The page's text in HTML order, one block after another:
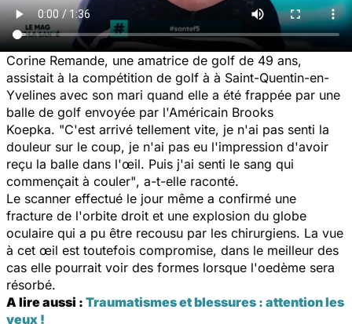
Corine Remande, une amatrice de golf de 49 ans,
assistait à la compétition de golf à à Saint-Quentin-en-
Yvelines avec son mari quand elle a été frappée par une
balle de golf envoyée par l'Américain Brooks
Koepka. "C'est arrivé tellement vite, je n'ai pas senti la
douleur sur le coup, je n'ai pas eu l'impression d'avoir
reçu la balle dans l'œil. Puis j'ai senti le sang qui
commençait à couler", a-t-elle raconté.
Le scanner effectué le jour même a confirmé une
fracture de l'orbite droit et une explosion du globe
oculaire qui a pu être recousu par les chirurgiens. La vue
à cet œil est toutefois compromise, dans le meilleur des
cas elle pourrait voir des formes lorsque l'oedème sera
résorbé.
A lire aussi : Traumatismes et blessures : attention les
yeux !